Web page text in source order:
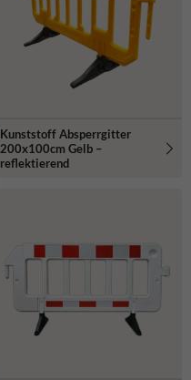
Kunststoff Absperrgitter
200x100cm Gelb –
reflektierend